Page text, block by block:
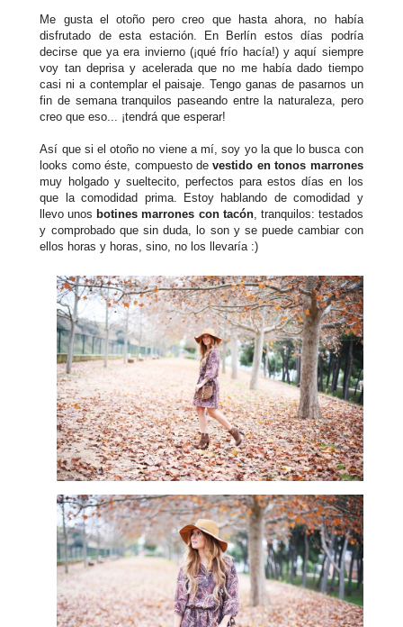
Me gusta el otoño pero creo que hasta ahora, no había
disfrutado de esta estación. En Berlín estos días podría
decirse que ya era invierno (¡qué frío hacía!) y aquí siempre
voy tan deprisa y acelerada que no me había dado tiempo
casi ni a contemplar el paisaje. Tengo ganas de pasarnos un
fin de semana tranquilos paseando entre la naturaleza, pero
creo que eso... ¡tendrá que esperar!
Así que si el otoño no viene a mí, soy yo la que lo busca con
looks como éste, compuesto devestido en tonos marrones
muy holgado y sueltecito, perfectos para estos días en los
que la comodidad prima. Estoy hablando de comodidad y
llevo unos botines marrones con tacón, tranquilos: testados
y comprobado que sin duda, lo son y se puede cambiar con
ellos horas y horas, sino, no los llevaría :)